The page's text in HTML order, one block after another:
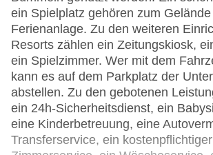
ein Spielplatz gehören zum
Ferienanlage. Zu den weiteren
Resorts zählen ein Zeitungskiosk,
ein Spielzimmer. Wer mit dem
kann es auf dem Parkplatz der
abstellen. Zu den gebotenen
ein 24h-Sicherheitsdienst, ein
eine Kinderbetreuung, eine
Transferservice, ein kostenpflichtiger